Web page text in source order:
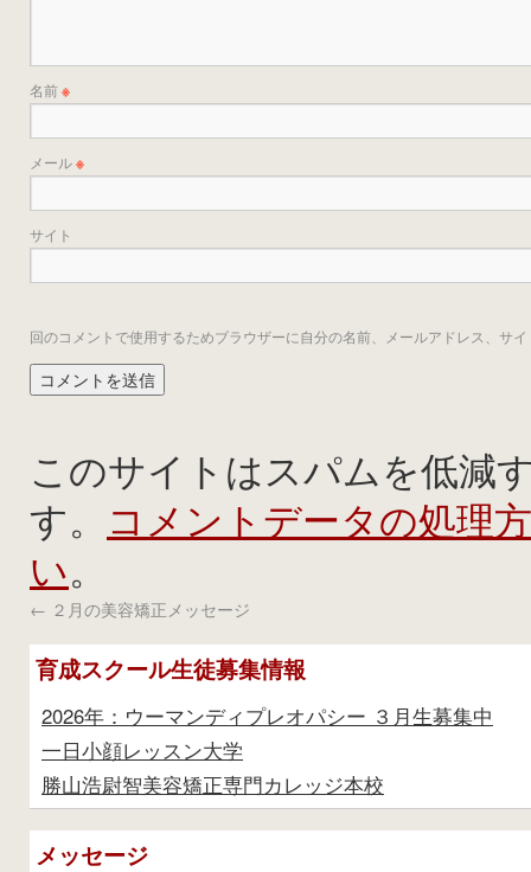
名前※
メール※
サイト
回のコメントで使用するためブラウザーに自分の名前、メールアドレス、サ
このサイトはスパムを低減
す。
コメントデータの処理
い。
← ２月の美容矯正メッセージ
育成スクール生徒募集情報
2026年：ウーマンディプレオパシー ３月生募集中
一日小顔レッスン大学
勝山浩尉智美容矯正専門カレッジ本校
メッセージ